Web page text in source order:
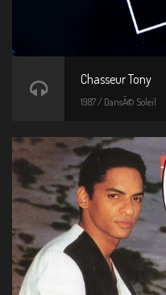
Chasseur Tony
1987 / DansÃ© Soleil